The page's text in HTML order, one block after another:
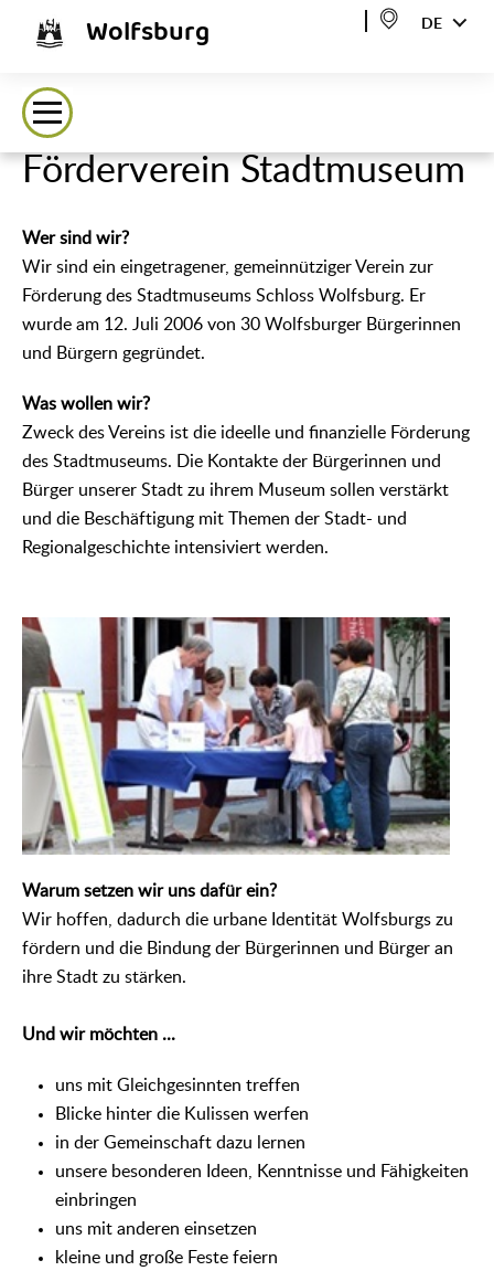
Wolfsburg DE
Förderverein Stadtmuseum
Wer sind wir?
Wir sind ein eingetragener, gemeinnütziger Verein zur
Förderung des Stadtmuseums Schloss Wolfsburg. Er
wurde am 12. Juli 2006 von 30 Wolfsburger Bürgerinnen
und Bürgern gegründet.
Was wollen wir?
Zweck des Vereins ist die ideelle und finanzielle Förderung
des Stadtmuseums. Die Kontakte der Bürgerinnen und
Bürger unserer Stadt zu ihrem Museum sollen verstärkt
und die Beschäftigung mit Themen der Stadt- und
Regionalgeschichte intensiviert werden.
Warum setzen wir uns dafür ein?
Wir hoffen, dadurch die urbane Identität Wolfsburgs zu
fördern und die Bindung der Bürgerinnen und Bürger an
ihre Stadt zu stärken.
Und wir möchten ...
uns mit Gleichgesinnten treffen
Blicke hinter die Kulissen werfen
in der Gemeinschaft dazu lernen
unsere besonderen Ideen, Kenntnisse und Fähigkeiten
einbringen
uns mit anderen einsetzen
kleine und große Feste feiern